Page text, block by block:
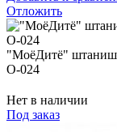
Отложить
"МоёДитё"
О-024
Нет в наличии
Под заказ